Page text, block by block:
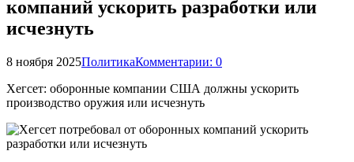
компаний ускорить разработки или
исчезнуть
8 ноября 2025ПолитикаКомментарии: 0
Хегсет: оборонные компании США должны ускорить
производство оружия или исчезнуть